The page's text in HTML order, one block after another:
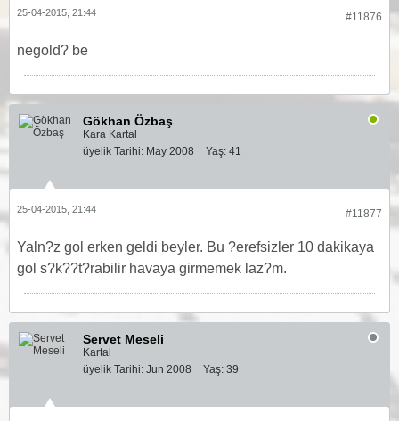
#11876
25-04-2015, 21:44
negold? be
Gökhan Özbaş
Kara Kartal
üyelik Tarihi: May 2008 Yaş: 41
#11877
25-04-2015, 21:44
Yaln?z gol erken geldi beyler. Bu ?erefsizler 10 dakikaya
gol s?k??t?rabilir havaya girmemek laz?m.
Servet Meseli
Kartal
üyelik Tarihi: Jun 2008 Yaş: 39